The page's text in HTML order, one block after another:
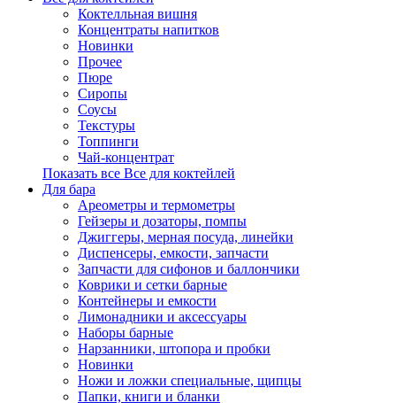
Коктелльная вишня
Концентраты напитков
Новинки
Прочее
Пюре
Сиропы
Соусы
Текстуры
Топпинги
Чай-концентрат
Показать все Все для коктейлей
Для бара
Ареометры и термометры
Гейзеры и дозаторы, помпы
Джиггеры, мерная посуда, линейки
Диспенсеры, емкости, запчасти
Запчасти для сифонов и баллончики
Коврики и сетки барные
Контейнеры и емкости
Лимонадники и аксессуары
Наборы барные
Нарзанники, штопора и пробки
Новинки
Ножи и ложки специальные, щипцы
Папки, книги и бланки